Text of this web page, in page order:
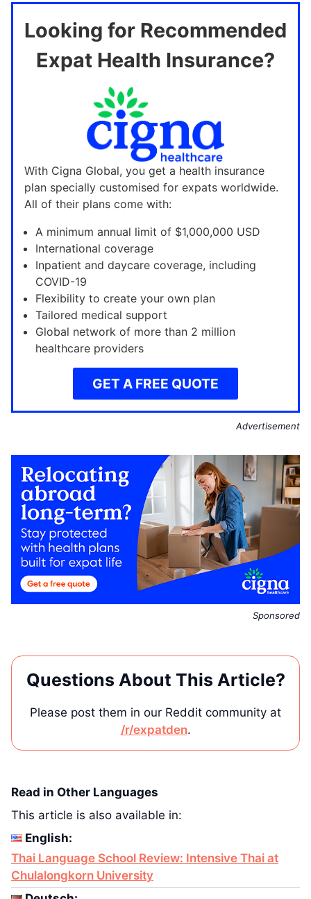
Looking for Recommended
Expat Health Insurance?
With Cigna Global, you get a health insurance
plan specially customised for expats worldwide.
All of their plans come with:
A minimum annual limit of $1,000,000 USD
International coverage
Inpatient and daycare coverage, including
COVID-19
Flexibility to create your own plan
Tailored medical support
Global network of more than 2 million
healthcare providers
GET A FREE QUOTE
Advertisement
Sponsored
Questions About This Article?
Please post them in our Reddit community at
/r/expatden.
Read in Other Languages
This article is also available in:
English:
Thai Language School Review: Intensive Thai at
Chulalongkorn University